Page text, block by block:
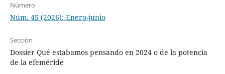
Número
Núm. 45 (2026): Enero-junio
Sección
Dossier Qué estabamos pensando en 2024 o de la potencia
de la efeméride